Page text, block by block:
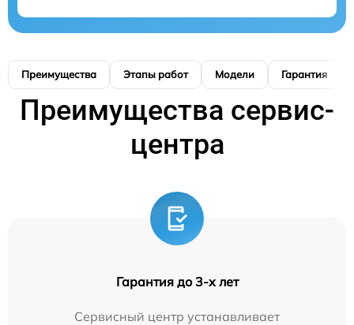
Преимущества Этапы работ Модели Гарантия
Преимущества сервис-
центра
Гарантия до 3-х лет
Сервисный центр устанавливает